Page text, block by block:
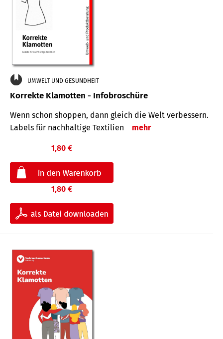
UMWELT UND GESUNDHEIT
Korrekte Klamotten - Infobroschüre
Wenn schon shoppen, dann gleich die Welt verbessern.
Labels für nachhaltige Textilien
mehr
1,80 €
1,80 €